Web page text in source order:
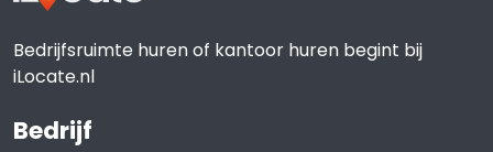
Bedrijfsruimte huren of kantoor huren begint bij
iLocate.nl
Bedrijf